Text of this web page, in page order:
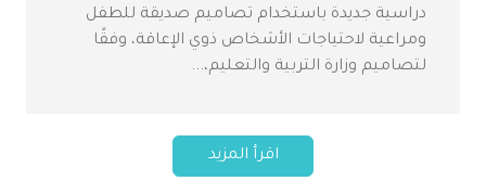
دراسية جديدة باستخدام تصاميم صديقة للطفل
ومراعية لاحتياجات الأشخاص ذوي الإعاقة، وفقًا
لتصاميم وزارة التربية والتعليم،...
اقرأ المزيد